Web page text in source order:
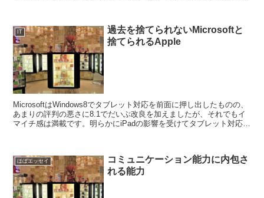
IT
過去を捨てられないMicrosoftと
捨てられるApple
MicrosoftはWindows8でタブレット対応を前面に押し出したものの、
あまりの評判の悪さに8.1でだいぶ改良を加えましたが、それでもイ
マイチ感は満載です。明らかにiPadの影響を受けてタブレット対応を
ほぼエッセイ
コミュニケーション能力に内包さ
れる能力